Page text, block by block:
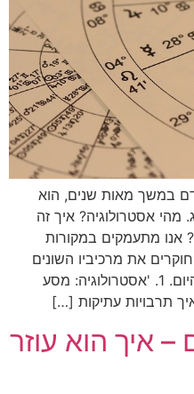
במשך מאות שנים, הוא
מהי אסטרולוגיה? איך זה
אנו מתעמקים במקורות
את מרכיביו השונים
ודנים ברלוונטיות שלו בעולם של היום. 1. 'אסטרולוגיה: מסע
תרבויות עתיקות […]
– איך הוא עוזר